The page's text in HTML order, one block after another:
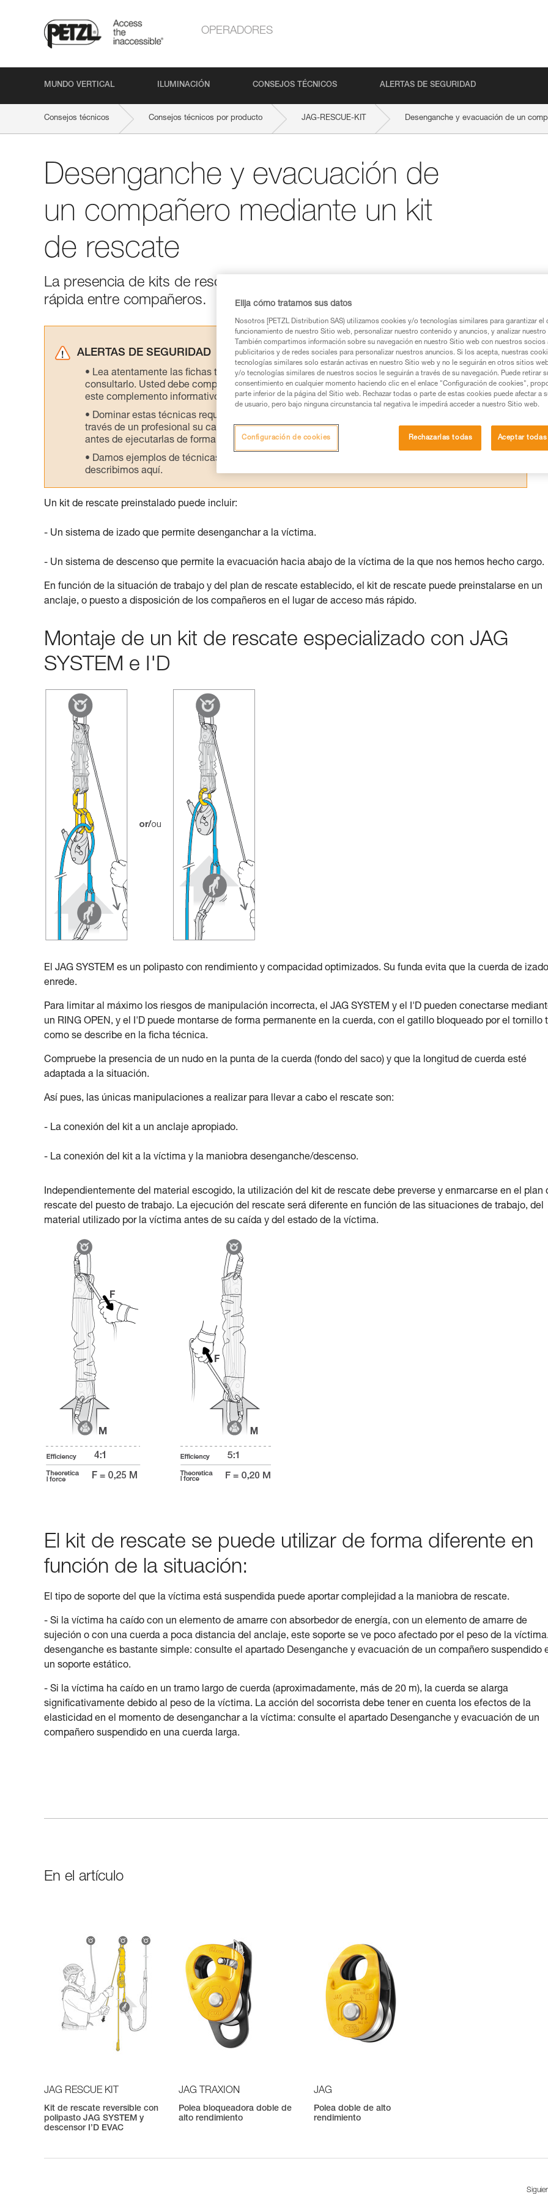
OPERADORES
MUNDO VERTICAL ILUMINACIÓN CONSEJOS TÉCNICOS ALERTAS DE SEGURIDAD
Consejos técnicos Consejos técnicos por producto JAG-RESCUE-KIT Desenganche y evacuación de un
Desenganche y evacuación de
un compañero mediante un kit
de rescate
La presencia de kits de rescate en el lugar de trabajo permite una intervención
rápida entre compañeros.
ALERTAS DE SEGURIDAD
Lea atentamente las fichas técnicas de los productos utilizados en este consejo antes de
consultarlo. Usted debe comprender la información de la ficha técnica para poder comprender
este complemento informativo.
Dominar estas técnicas requiere una formación y un entrenamiento específico. Confirme a
través de un profesional su capacidad para ejecutar estas técnicas, solo y con total seguridad,
antes de ejecutarlas de forma autónoma.
Damos ejemplos de técnicas relacionadas con su actividad. Pueden existir otras que no
describimos aquí.
Un kit de rescate preinstalado puede incluir:
- Un sistema de izado que permite desenganchar a la víctima.
- Un sistema de descenso que permite la evacuación hacia abajo de la víctima de la que nos hemos hecho cargo.
En función de la situación de trabajo y del plan de rescate establecido, el kit de rescate puede preinstalarse en un
anclaje, o puesto a disposición de los compañeros en el lugar de acceso más rápido.
Montaje de un kit de rescate especializado con JAG
SYSTEM e I'D
El JAG SYSTEM es un polipasto con rendimiento y compacidad optimizados. Su funda evita que la cuerda de
enrede.
Para limitar al máximo los riesgos de manipulación incorrecta, el JAG SYSTEM y el I'D pueden conectarse
un RING OPEN, y el I'D puede montarse de forma permanente en la cuerda, con el gatillo bloqueado por el tornillo
como se describe en la ficha técnica.
Compruebe la presencia de un nudo en la punta de la cuerda (fondo del saco) y que la longitud de cuerda esté
adaptada a la situación.
Así pues, las únicas manipulaciones a realizar para llevar a cabo el rescate son:
- La conexión del kit a un anclaje apropiado.
- La conexión del kit a la víctima y la maniobra desenganche/descenso.
Independientemente del material escogido, la utilización del kit de rescate debe preverse y enmarcarse en el plan
rescate del puesto de trabajo. La ejecución del rescate será diferente en función de las situaciones de trabajo, del
material utilizado por la víctima antes de su caída y del estado de la víctima.
El kit de rescate se puede utilizar de forma diferente en
función de la situación:
El tipo de soporte del que la víctima está suspendida puede aportar complejidad a la maniobra de rescate.
- Si la víctima ha caído con un elemento de amarre con absorbedor de energía, con un elemento de amarre de
sujeción o con una cuerda a poca distancia del anclaje, este soporte se ve poco afectado por el peso de la
desenganche es bastante simple: consulte el apartado Desenganche y evacuación de un compañero suspendido
un soporte estático.
- Si la víctima ha caído en un tramo largo de cuerda (aproximadamente, más de 20 m), la cuerda se alarga
significativamente debido al peso de la víctima. La acción del socorrista debe tener en cuenta los efectos de la
elasticidad en el momento de desenganchar a la víctima: consulte el apartado Desenganche y evacuación de un
compañero suspendido en una cuerda larga.
En el artículo
JAG RESCUE KIT
Kit de rescate reversible con
polipasto JAG SYSTEM y
descensor I’D EVAC
JAG TRAXION
Polea bloqueadora doble de
alto rendimiento
JAG
Polea doble de alto
rendimiento
Elija cómo tratamos sus datos
Nosotros [PETZL Distribution SAS) utilizamos cookies y/o tecnologías similares para garantizar el
funcionamiento de nuestro Sitio web, personalizar nuestro contenido y anuncios, y analizar
También compartimos información sobre su navegación en nuestro Sitio web con nuestros socios
publicitarios y de redes sociales para personalizar nuestros anuncios. Si los acepta, nuestras
tecnologías similares solo estarán activas en nuestro Sitio web y no le seguirán en otros sitios
y/o tecnologías similares de nuestros socios le seguirán a través de su navegación. Puede retirar
consentimiento en cualquier momento haciendo clic en el enlace "Configuración de cookies",
parte inferior de la página del Sitio web. Rechazar todas o parte de estas cookies puede afectar a
de usuario, pero bajo ninguna circunstancia tal negativa le impedirá acceder a nuestro Sitio web.
Rechazarlas todas Aceptar
Configuración de cookies